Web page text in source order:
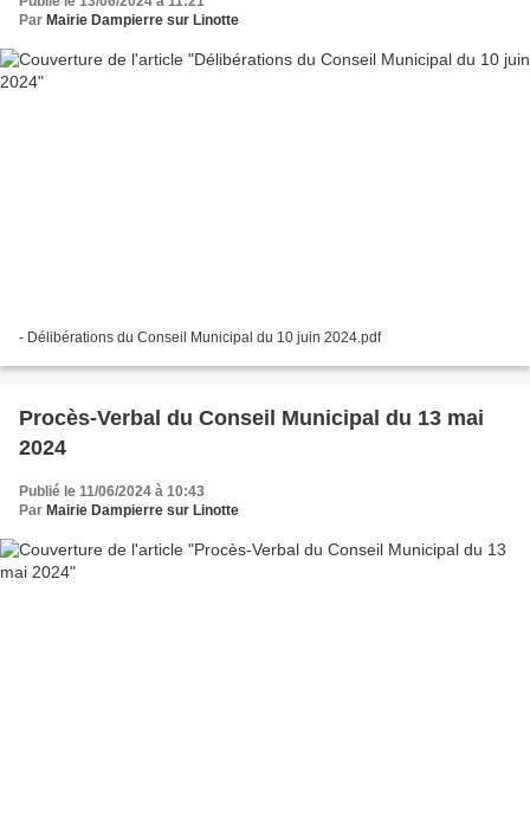
Par Mairie Dampierre sur Linotte
- Délibérations du Conseil Municipal du 10 juin 2024.pdf
Procès-Verbal du Conseil Municipal du 13 mai
2024
Publié le 11/06/2024 à 10:43
Par Mairie Dampierre sur Linotte